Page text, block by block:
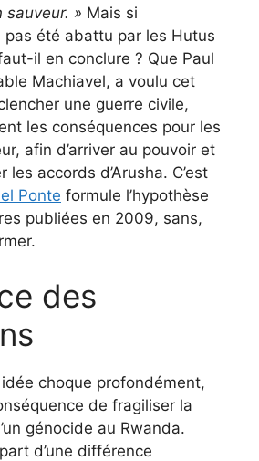
sauveur. » Mais si
pas été abattu par les Hutus
il en conclure ? Que Paul
Machiavel, a voulu cet
une guerre civile,
les conséquences pour les
afin d’arriver au pouvoir et
les accords d’Arusha. C’est
Ponte formule l’hypothèse
publiées en 2009, sans,
des
choque profondément,
de fragiliser la
génocide au Rwanda.
d’une différence